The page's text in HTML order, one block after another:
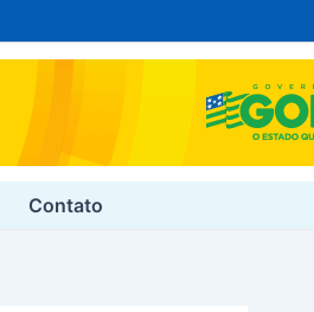
Contato